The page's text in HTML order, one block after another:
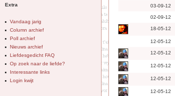
03-09-12
02-09-12
18-05-12
12-05-12
12-05-12
12-05-12
12-05-12
12-05-12
Extra
Vandaag jarig
Column archief
Poll archief
Nieuws archief
Liefdesgedicht FAQ
Op zoek naar de liefde?
Interessante links
Login kwijt